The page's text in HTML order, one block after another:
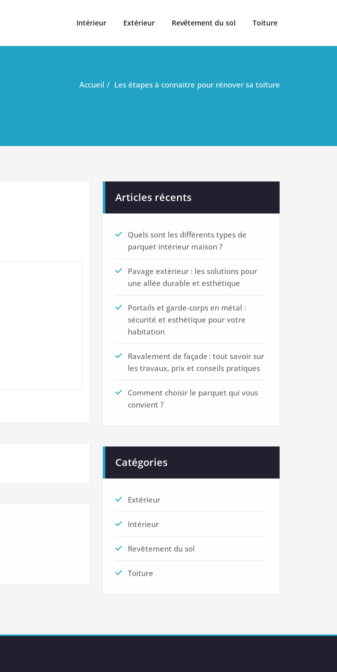
Intérieur Extérieur Revêtement du sol Toiture
Accueil Les étapes à connaitre pour rénover sa toiture
Articles récents
Quels sont les différents types de
parquet intérieur maison ?
Pavage extérieur : les solutions pour
une allée durable et esthétique
Portails et garde-corps en métal :
sécurité et esthétique pour votre
habitation
Ravalement de façade : tout savoir sur
les travaux, prix et conseils pratiques
Comment choisir le parquet qui vous
convient ?
Catégories
Extérieur
Intérieur
Revêtement du sol
Toiture